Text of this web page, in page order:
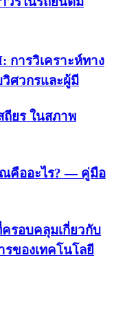
การวิเคราะห์ทาง
วิศวกรและผู้มี
ยร ในสภาพ
คืออะไร? — คู่มือ
รอบคลุมเกี่ยวกับ
ของเทคโนโลยี